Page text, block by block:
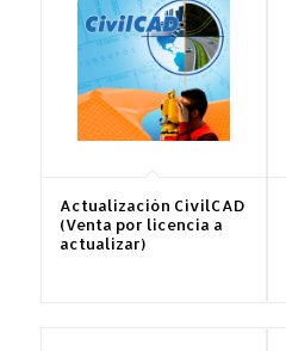
Actualización CivilCAD
(Venta por licencia a
actualizar)